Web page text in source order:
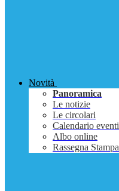
Novità
Panoramica
Le notizie
Le circolari
Calendario eventi
Albo online
Rassegna Stampa